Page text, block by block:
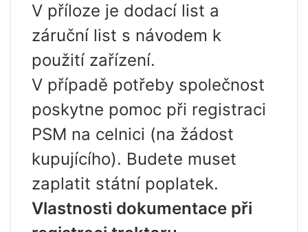
V příloze je dodací list a
záruční list s návodem k
použití zařízení.
V případě potřeby společnost
poskytne pomoc při registraci
PSM na celnici (na žádost
kupujícího). Budete muset
zaplatit státní poplatek.
Vlastnosti dokumentace při